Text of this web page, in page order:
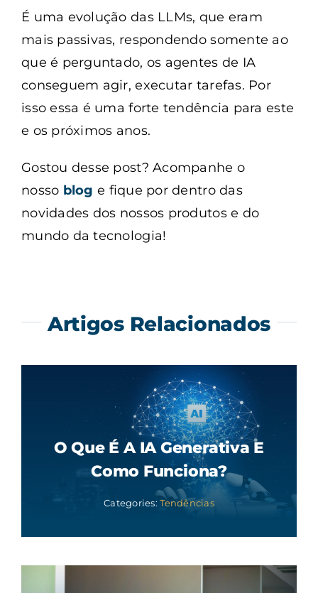
É uma evolução das LLMs, que eram
mais passivas, respondendo somente ao
que é perguntado, os agentes de IA
conseguem agir, executar tarefas. Por
isso essa é uma forte tendência para este
e os próximos anos.
Gostou desse post? Acompanhe o
nosso blog e fique por dentro das
novidades dos nossos produtos e do
mundo da tecnologia!
Artigos Relacionados
O Que É A IA Generativa E
Como Funciona?
Categories:Tendências